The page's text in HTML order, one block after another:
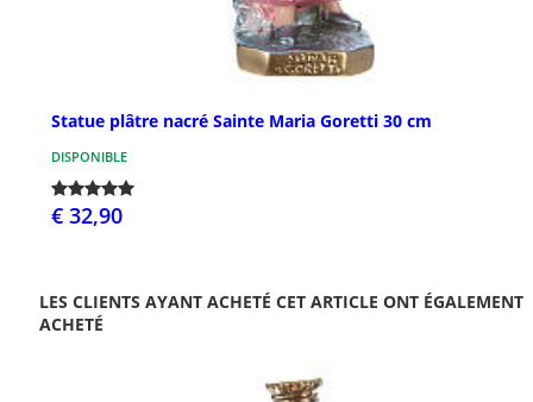
Statue plâtre nacré Sainte Maria Goretti 30 cm
DISPONIBLE
€ 32,90
LES CLIENTS AYANT ACHETÉ CET ARTICLE ONT ÉGALEMENT
ACHETÉ